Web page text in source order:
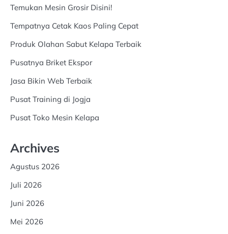
Temukan Mesin Grosir Disini!
Tempatnya Cetak Kaos Paling Cepat
Produk Olahan Sabut Kelapa Terbaik
Pusatnya Briket Ekspor
Jasa Bikin Web Terbaik
Pusat Training di Jogja
Pusat Toko Mesin Kelapa
Archives
Agustus 2026
Juli 2026
Juni 2026
Mei 2026